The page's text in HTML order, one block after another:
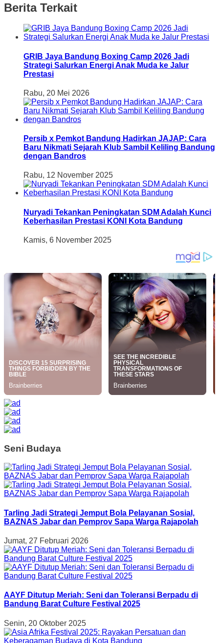
Berita Terkait
GRIB Jaya Bandung Boxing Camp 2026 Jadi
Strategi Salurkan Energi Anak Muda ke Jalur
Prestasi
Rabu, 20 Mei 2026
Persib x Pemkot Bandung Hadirkan JAJAP: Cara
Baru Nikmati Sejarah Klub Sambil Keliling Bandung
dengan Bandros
Rabu, 12 November 2025
Nuryadi Tekankan Peningkatan SDM Adalah Kunci
Keberhasilan Prestasi KONI Kota Bandung
Kamis, 6 November 2025
Seni Budaya
Tarling Jadi Strategi Jemput Bola Pelayanan Sosial,
BAZNAS Jabar dan Pemprov Sapa Warga Rajapolah
Jumat, 27 Februari 2026
AAYF Ditutup Meriah: Seni dan Toleransi Berpadu di
Bandung Barat Culture Festival 2025
Senin, 20 Oktober 2025